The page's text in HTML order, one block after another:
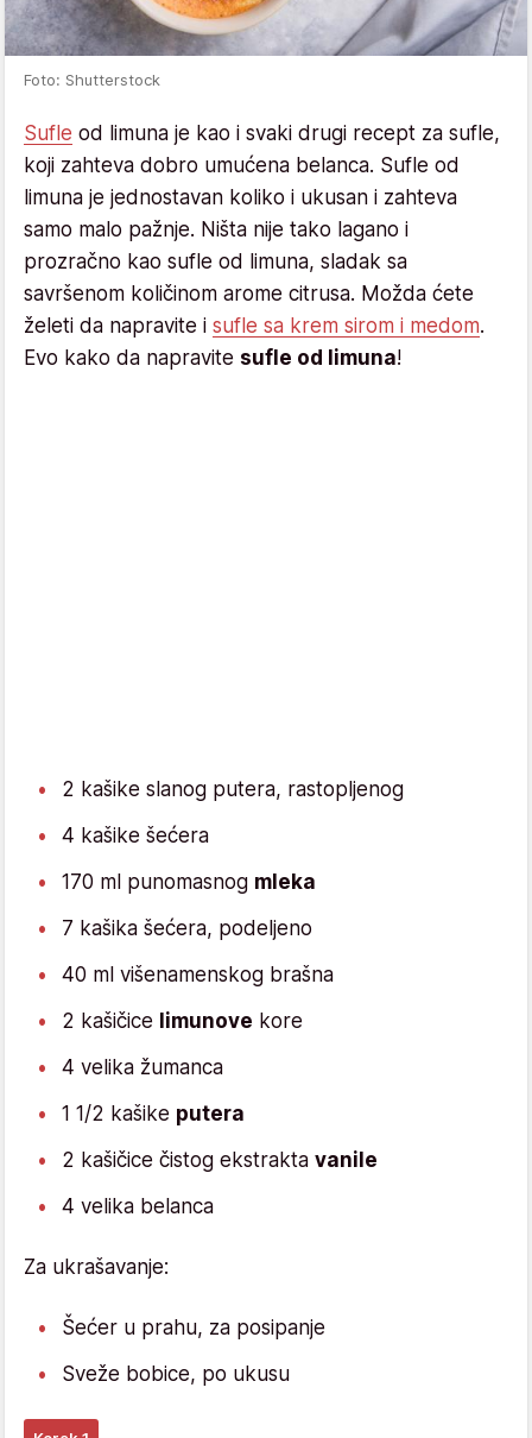
Foto: Shutterstock
Sufle od limuna je kao i svaki drugi recept za sufle,
koji zahteva dobro umućena belanca. Sufle od
limuna je jednostavan koliko i ukusan i zahteva
samo malo pažnje. Ništa nije tako lagano i
prozračno kao sufle od limuna, sladak sa
savršenom količinom arome citrusa. Možda ćete
želeti da napravite i sufle sa krem sirom i medom.
Evo kako da napravite sufle od limuna!
2 kašike slanog putera, rastopljenog
4 kašike šećera
170 ml punomasnog mleka
7 kašika šećera, podeljeno
40 ml višenamenskog brašna
2 kašičice limunove kore
4 velika žumanca
1 1/2 kašike putera
2 kašičice čistog ekstrakta vanile
4 velika belanca
Za ukrašavanje:
Šećer u prahu, za posipanje
Sveže bobice, po ukusu